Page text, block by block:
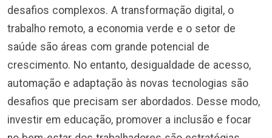
desafios complexos. A transformação digital, o
trabalho remoto, a economia verde e o setor de
saúde são áreas com grande potencial de
crescimento. No entanto, desigualdade de acesso,
automação e adaptação às novas tecnologias são
desafios que precisam ser abordados. Desse modo,
investir em educação, promover a inclusão e focar